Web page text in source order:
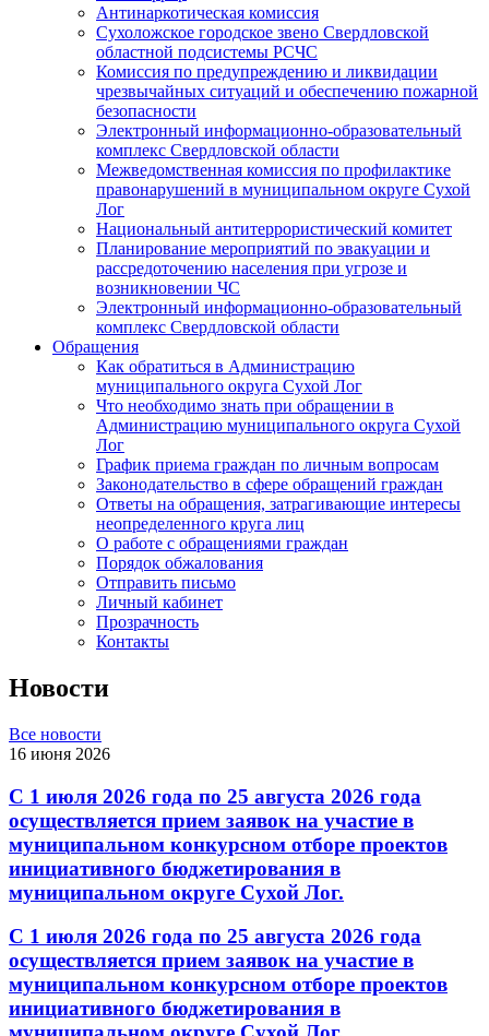
Антинаркотическая комиссия
Сухоложское городское звено Свердловской
областной подсистемы РСЧС
Комиссия по предупреждению и ликвидации
чрезвычайных ситуаций и обеспечению пожарной
безопасности
Электронный информационно-образовательный
комплекс Cвердловской области
Межведомственная комиссия по профилактике
правонарушений в муниципальном округе Сухой
Лог
Национальный антитеррористический комитет
Планирование мероприятий по эвакуации и
рассредоточению населения при угрозе и
возникновении ЧС
Электронный информационно-образовательный
комплекс Свердловской области
Обращения
Как обратиться в Администрацию
муниципального округа Сухой Лог
Что необходимо знать при обращении в
Администрацию муниципального округа Сухой
Лог
График приема граждан по личным вопросам
Законодательство в сфере обращений граждан
Ответы на обращения, затрагивающие интересы
неопределенного круга лиц
О работе с обращениями граждан
Порядок обжалования
Отправить письмо
Личный кабинет
Прозрачность
Контакты
Новости
Все новости
16 июня 2026
С 1 июля 2026 года по 25 августа 2026 года
осуществляется прием заявок на участие в
муниципальном конкурсном отборе проектов
инициативного бюджетирования в
муниципальном округе Сухой Лог.
С 1 июля 2026 года по 25 августа 2026 года
осуществляется прием заявок на участие в
муниципальном конкурсном отборе проектов
инициативного бюджетирования в